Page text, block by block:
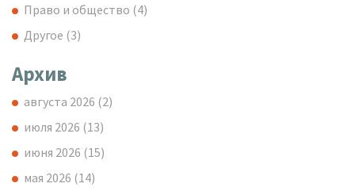
Право и общество (4)
Другое (3)
Архив
августа 2026 (2)
июля 2026 (13)
июня 2026 (15)
мая 2026 (14)